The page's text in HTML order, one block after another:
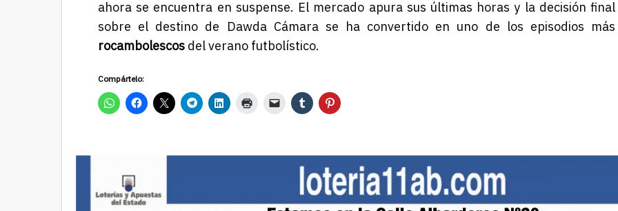
ahora se encuentra en suspense. El mercado apura sus últimas horas y la decisión final
sobre el destino de Dawda Cámara se ha convertido en uno de los episodios más
rocambolescos del verano futbolístico.
Compártelo: